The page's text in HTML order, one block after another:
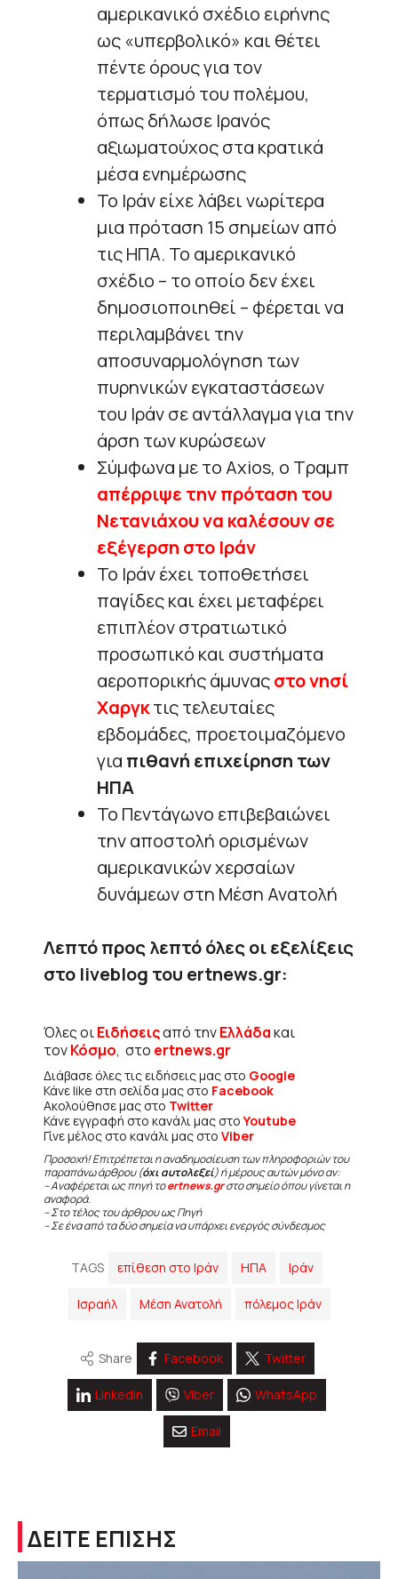
αμερικανικό σχέδιο ειρήνης
ως «υπερβολικό» και θέτει
πέντε όρους για τον
τερματισμό του πολέμου,
όπως δήλωσε Ιρανός
αξιωματούχος στα κρατικά
μέσα ενημέρωσης
Το Ιράν είχε λάβει νωρίτερα
μια πρόταση 15 σημείων από
τις ΗΠΑ. Το αμερικανικό
σχέδιο – το οποίο δεν έχει
δημοσιοποιηθεί – φέρεται να
περιλαμβάνει την
αποσυναρμολόγηση των
πυρηνικών εγκαταστάσεων
του Ιράν σε αντάλλαγμα για την
άρση των κυρώσεων
Σύμφωνα με το Axios, ο Τραμπ
απέρριψε την πρόταση του
Νετανιάχου να καλέσουν σε
εξέγερση στο Ιράν
Το Ιράν έχει τοποθετήσει
παγίδες και έχει μεταφέρει
επιπλέον στρατιωτικό
προσωπικό και συστήματα
αεροπορικής άμυναςστο νησί
Χαργκτις τελευταίες
εβδομάδες, προετοιμαζόμενο
για πιθανή επιχείρηση των
ΗΠΑ
Το Πεντάγωνο επιβεβαιώνει
την αποστολή ορισμένων
αμερικανικών χερσαίων
δυνάμεων στη Μέση Ανατολή
Λεπτό προς λεπτό όλες οι εξελίξεις
στο liveblog του ertnews.gr:
Όλες οιΕιδήσειςαπό τηνΕλλάδακαι
τονΚόσμο, στο ertnews.gr
Διάβασε όλες τις ειδήσεις μας στο Google
Κάνε like στη σελίδα μας στο Facebook
Ακολούθησε μας στο Twitter
Κάνε εγγραφή στο κανάλι μας στοYoutube
Γίνε μέλος στο κανάλι μας στο Viber
Προσοχή! Επιτρέπεται η αναδημοσίευση των πληροφοριών του
παραπάνω άρθρου (όχι αυτολεξεί) ή μέρους αυτών μόνο αν:
– Αναφέρεται ως πηγή τοertnews.grστο σημείο όπου γίνεται η
αναφορά.
– Στο τέλος του άρθρου ως Πηγή
– Σε ένα από τα δύο σημεία να υπάρχει ενεργός σύνδεσμος
TAGS επίθεση στο Ιράν ΗΠΑ Ιράν
Ισραήλ Μέση Ανατολή πόλεμος Ιράν
Share Facebook Twitter
Linkedin Viber WhatsApp
Email
ΔΕΙΤΕ ΕΠΙΣΗΣ